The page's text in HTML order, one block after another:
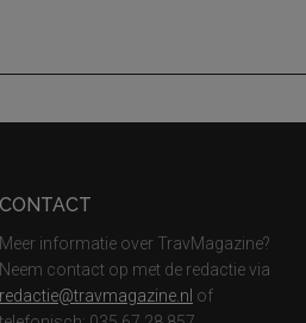
CONTACT
Meer informatie over TravMagazine?
Neem contact op met de redactie via
redactie@travmagazine.nl of